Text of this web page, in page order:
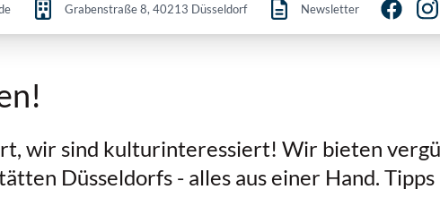
Grabenstraße 8, 40213 Düsseldorf Newsletter
wir sind kulturinteressiert! Wir bieten
Düsseldorfs - alles aus einer Hand.